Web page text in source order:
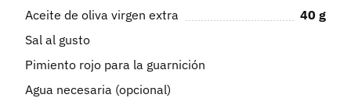
Aceite de oliva virgen extra
40 g
Sal al gusto
Pimiento rojo para la guarnición
Agua necesaria (opcional)